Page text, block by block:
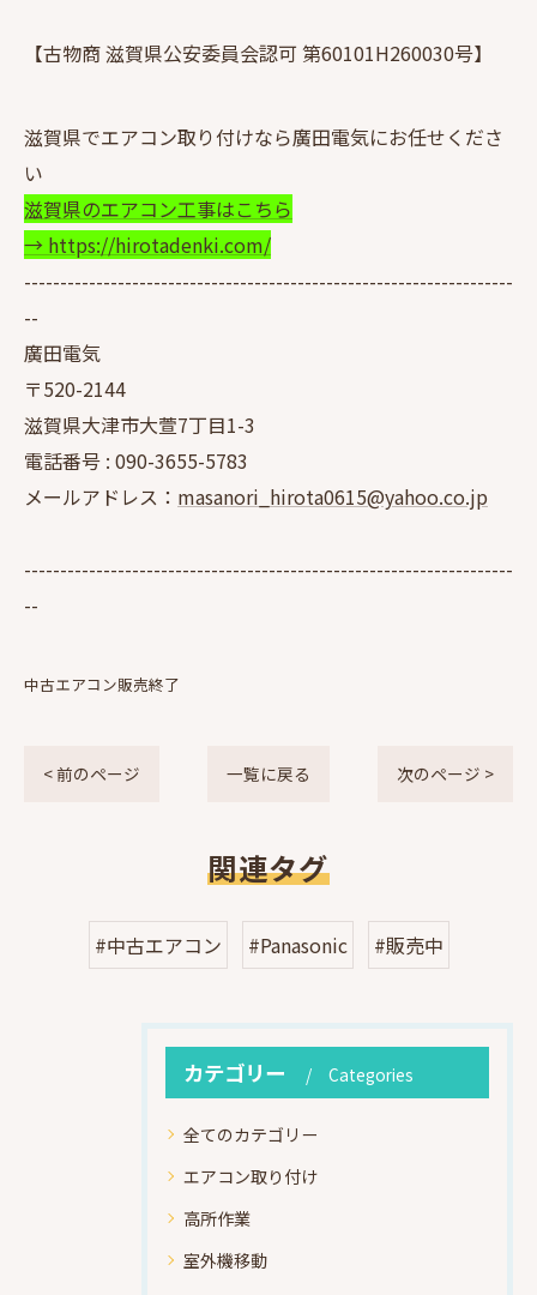
【古物商 滋賀県公安委員会認可 第60101H260030号】
滋賀県でエアコン取り付けなら廣田電気にお任せくださ
い
滋賀県のエアコン工事はこちら
→ https://hirotadenki.com/
--------------------------------------------------------------------
--
廣田電気
〒520-2144
滋賀県大津市大萱7丁目1-3
電話番号 : 090-3655-5783
メールアドレス： masanori_hirota0615@yahoo.co.jp
--------------------------------------------------------------------
--
中古エアコン販売終了
< 前のページ 一覧に戻る 次のページ >
関連タグ
#中古エアコン #Panasonic #販売中
カテゴリー Categories
全てのカテゴリー
エアコン取り付け
高所作業
室外機移動